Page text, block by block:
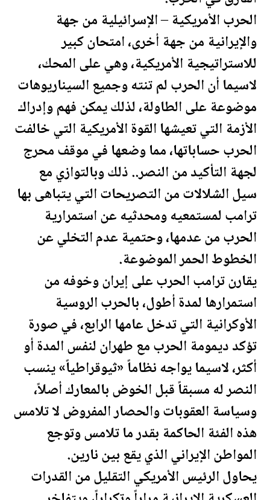
الحرب الأمريكية – الإسرائيلية من جهة
والإيرانية من جهة أخرى، امتحان كبير
للاستراتيجية الأمريكية، وهي على المحك،
لاسيما أن الحرب لم تنته وجميع السيناريوهات
موضوعة على الطاولة، لذلك يمكن فهم وإدراك
الأزمة التي تعيشها القوة الأمريكية التي خالفت
الحرب حساباتها، مما وضعها في موقف محرج
لجهة التأكيد من النصر.. ذلك وبالتوازي مع
سيل الشلالات من التصريحات التي يتباهى بها
ترامبلمستمعيه ومحدثيه عن استمرارية
الحرب من عدمها، وحتمية عدم التخلي عن
الخطوط الحمر الموضوعة.
يقارنترامبالحرب على إيران وخوفه من
استمرارها لمدة أطول، بالحرب الروسية
الأوكرانية التي تدخل عامها الرابع، في صورة
تؤكد ديمومة الحرب مع طهران لنفس المدة أو
أكثر، لاسيما يواجه نظاماً «ثيوقراطياً» ينسب
النصر له مسبقاً قبل الخوض بالمعارك أصلاً،
وسياسة العقوبات والحصار المفروض لا تلامس
هذه الفئة الحاكمة بقدر ما تلامس وتوجع
المواطن الإيراني الذي يقع بين نارين.
يحاول الرئيس الأمريكي التقليل من القدرات